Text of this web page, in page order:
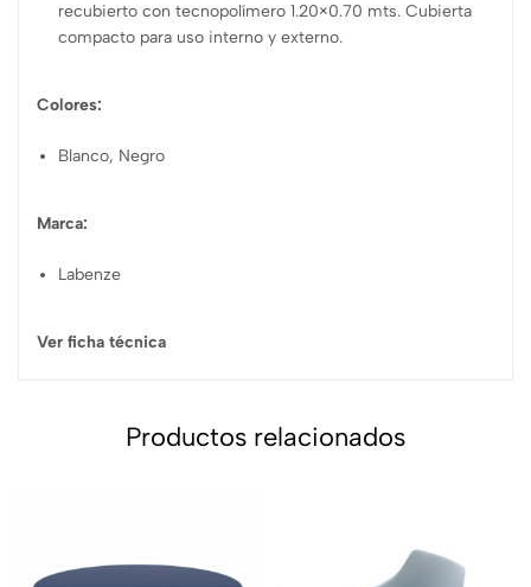
recubierto con tecnopolímero 1.20×0.70 mts. Cubierta
compacto para uso interno y externo.
Colores:
Blanco, Negro
Marca:
Labenze
Ver ficha técnica
Productos relacionados